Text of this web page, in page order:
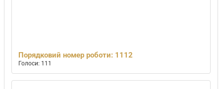
Порядковий номер роботи: 1112
Голоси: 111